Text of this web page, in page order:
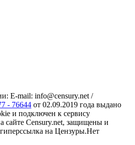
E-mail: info@censury.net /
- 76644 от 02.09.2019 года выдано
и подключен к сервису
сайте Censury.net, защищены и
на Цензуры.Нет